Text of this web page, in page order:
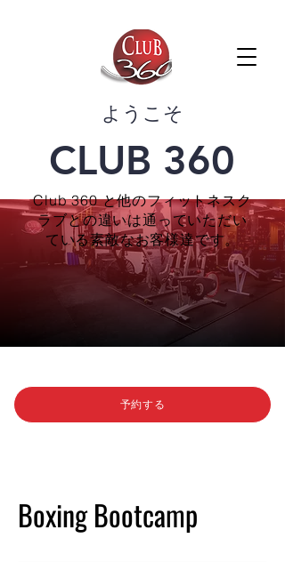
​ようこそ
CLUB 360
Club 360 と他のフィットネスク
ラブとの違いは通っていただい
ている素敵なお客様達です。
予約する
Boxing Bootcamp